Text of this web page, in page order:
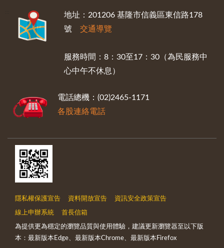
地址：201206 基隆市信義區東信路178
號 交通導覽
服務時間：8：30至17：30（為民服務中
心中午不休息）
電話總機：(02)2465-1171
各股連絡電話
隱私權保護宣告 資料開放宣告 資訊安全政策宣告
線上申辦系統 首長信箱
為提供更為穩定的瀏覽品質與使用體驗，建議更新瀏覽器至以下版
本：最新版本Edge、最新版本Chrome、最新版本Firefox